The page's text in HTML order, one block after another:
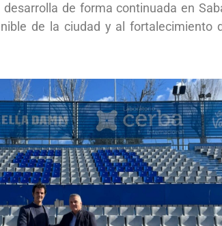
de forma continuada en
de la ciudad y al fortalecimiento